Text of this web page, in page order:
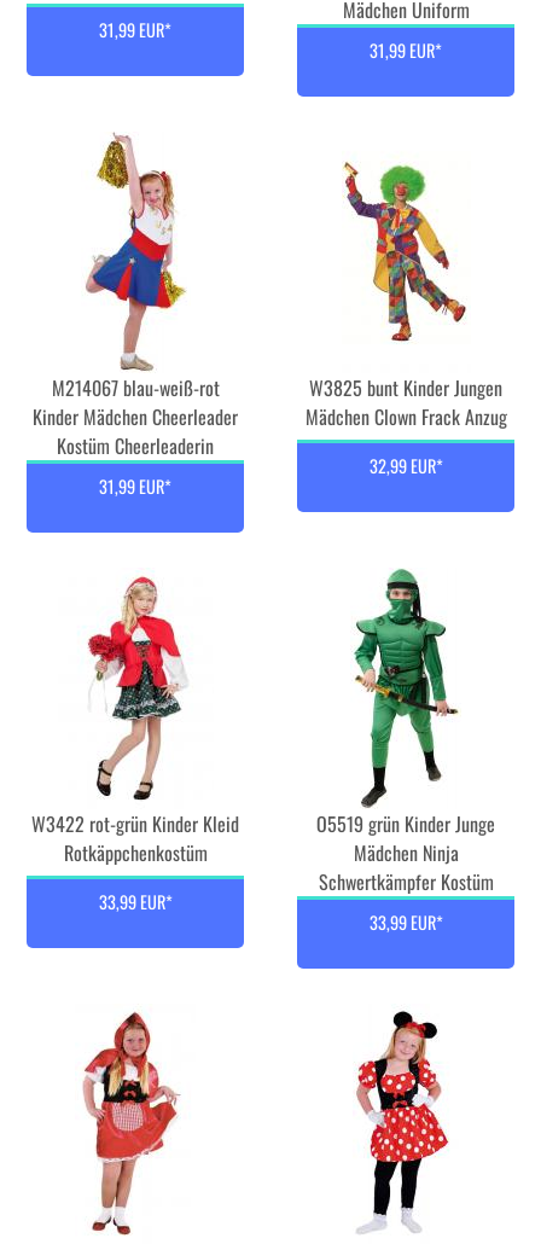
31,99 EUR*
Mädchen Uniform
31,99 EUR*
M214067 blau-weiß-rot
Kinder Mädchen Cheerleader
Kostüm Cheerleaderin
31,99 EUR*
W3825 bunt Kinder Jungen
Mädchen Clown Frack Anzug
32,99 EUR*
W3422 rot-grün Kinder Kleid
Rotkäppchenkostüm
33,99 EUR*
O5519 grün Kinder Junge
Mädchen Ninja
Schwertkämpfer Kostüm
33,99 EUR*